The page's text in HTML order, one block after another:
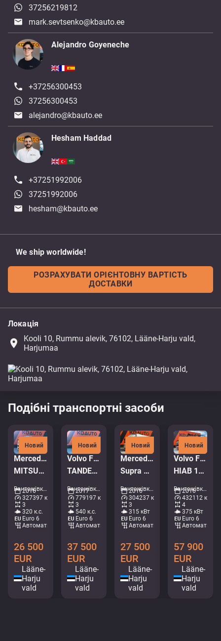
37256219812
mark.sevtsenko@kbauto.ee
Alejandro Goyeneche
+37256300453
37256300453
alejandro@kbauto.ee
Hesham Haddad
+37251992006
37251992006
hesham@kbauto.ee
We ship worldwide!
РОЗРАХУВАТИ ОРІЄНТОВНУ ВАРТІСТЬ
ДОСТАВКИ
Локація
place
Kooli 10, Rummu alevik, 76102, Lääne-Harju vald,
Harjumaa
Подібні транспортні засоби
Новий
Mercedes-Benz Antos 2532 6x2*4
MITSUBISHI TU85SA / BOX L=8539 mm
Вантажівки - Холодильник • M714-0584
2016
327397 км
3
320 к.с.
Euro 6
Автоматичний
26 500
EUR
Lääne-
Harju
vald
Новий
Volvo FMX 540 6x4
TANDEM AXEL LIFT / SIDE TIPP
Вантажівки - Самоскид • M250-4095
2017
779197 км
3
540 к.с.
Euro 6
Автоматичний
37 500
EUR
Lääne-
Harju
vald
Новий
Mercedes-Benz Antos 2543 6x2*4
Supra Mt / box L=8520 mm
Вантажівки - Холодильник • M375-5636
2016
304237 км
3
315 кВт
Euro 6
Автоматичний
27 500
EUR
Lääne-
Harju
vald
Новий
Volvo FM 500 8x4*4
HIAB 144E-5 / BOX L=5992 mm
Вантажівки - Кран-самоскид • M571-8434
2016
432112 км
4
375 кВт
Euro 6
57 900
EUR
Lääne-
Harju
vald